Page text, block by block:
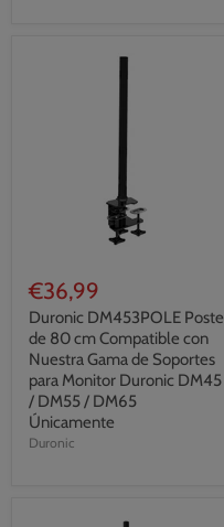
€36,99
Duronic DM453POLE Poste
de 80 cm Compatible con
Nuestra Gama de Soportes
para Monitor Duronic DM45
/ DM55 / DM65
Únicamente
Duronic